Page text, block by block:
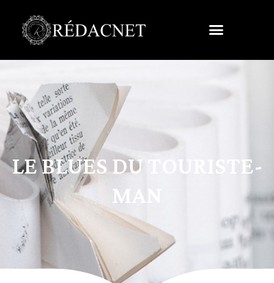
LE BLUES DU TOURISTE-
MAN